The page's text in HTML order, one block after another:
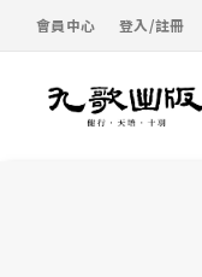
會員中心 登入/註冊